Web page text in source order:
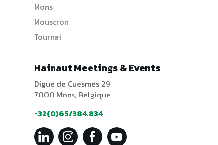
Mons
Mouscron
Tournai
Hainaut Meetings & Events
Digue de Cuesmes 29
7000 Mons, Belgique
+32(0)65/384.834